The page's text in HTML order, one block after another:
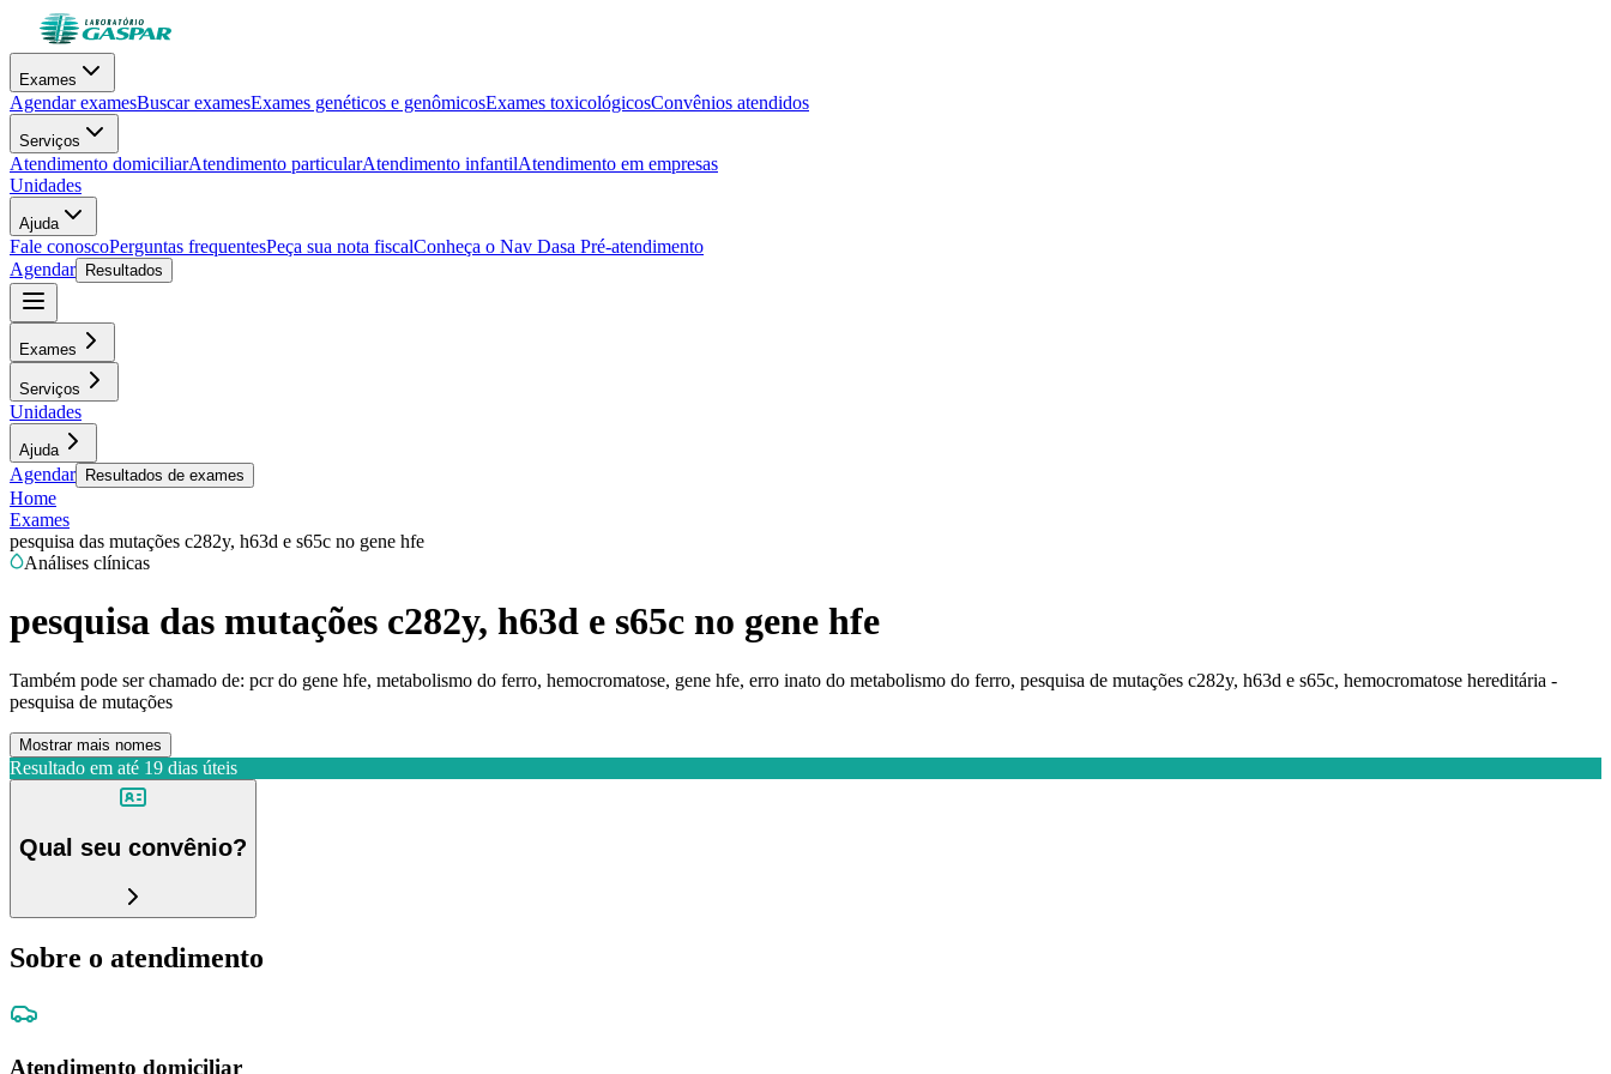
Exames
Agendar examesBuscar examesExames genéticos e genômicosExames toxicológicosConvênios atendidos
Serviços
Atendimento domiciliarAtendimento particularAtendimento infantilAtendimento em empresas
Unidades
Ajuda
Fale conoscoPerguntas frequentesPeça sua nota fiscalConheça o Nav Dasa Pré-atendimento
Agendar
Resultados
Exames
Serviços
Unidades
Ajuda
Agendar Resultados de exames
Home
Exames
pesquisa das mutações c282y, h63d e s65c no gene hfe
Análises clínicas
pesquisa das mutações c282y, h63d e s65c no gene hfe
Também pode ser chamado de: pcr do gene hfe, metabolismo do ferro, hemocromatose, gene hfe, erro inato do metabolismo do ferro, pesquisa de mutações c282y, h63d e s65c, hemocromatose hereditária -
pesquisa de mutações
Mostrar mais nomes
Resultado em até 19 dias úteis
Qual seu convênio?
Sobre o atendimento
Atendimento domiciliar